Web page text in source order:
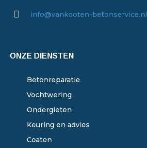
info@vankooten-betonservice.nl
ONZE DIENSTEN
Betonreparatie
Vochtwering
Ondergieten
Keuring en advies
Coaten